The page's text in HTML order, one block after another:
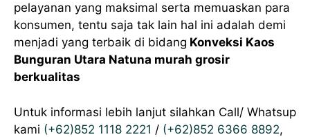
pelayanan yang maksimal serta memuaskan para
konsumen, tentu saja tak lain hal ini adalah demi
menjadi yang terbaik di bidang Konveksi Kaos
Bunguran Utara Natuna murah grosir
berkualitas
Untuk informasi lebih lanjut silahkan Call/ Whatsup
kami (+62)852 1118 2221 / (+62)852 6366 8892,